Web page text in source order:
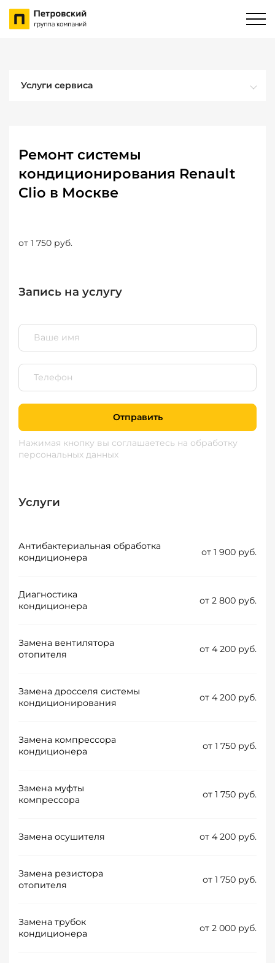
Услуги сервиса
Ремонт системы
кондиционирования Renault
Clio в Москве
от 1 750 руб.
Запись на услугу
Отправить
Нажимая кнопку вы соглашаетесь на обработку
персональных данных
Услуги
Антибактериальная обработка
кондиционера
от 1 900 руб.
Диагностика
кондиционера
от 2 800 руб.
Замена вентилятора
отопителя
от 4 200 руб.
Замена дросселя системы
кондиционирования
от 4 200 руб.
Замена компрессора
кондиционера
от 1 750 руб.
Замена муфты
компрессора
от 1 750 руб.
Замена осушителя от 4 200 руб.
Замена резистора
отопителя
от 1 750 руб.
Замена трубок
кондиционера
от 2 000 руб.